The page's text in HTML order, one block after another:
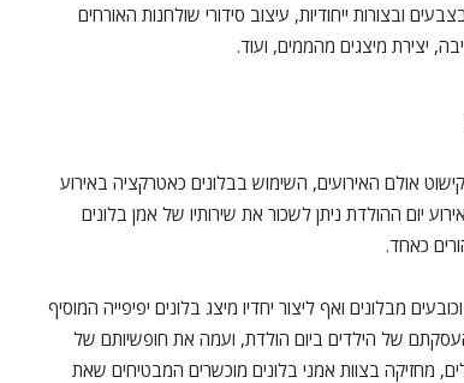
ובצורות ייחודיות, עיצוב סידורי שולחנות האורחים
יצירת מיצגים מהממים, ועוד.
אולם האירועים, השימוש בבלונים כאטרקציה באירוע
יום ההולדת ניתן לשכור את שירותיו של אמן בלונים
כאחד.
מבלונים ואף ליצור יחדיו מיצג בלונים יפיפייה המוסיף
של הילדים ביום הולדת, ועמה את חופשיותם של
מחזיקה בצוות אמני בלונים מוכשרים המבטיחים שאת